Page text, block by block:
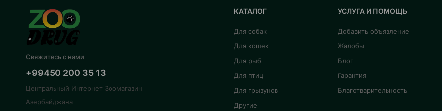
Свяжитесь с нами
+99450 200 35 13
Центральный Интернет Зоомагазин
Азербайджана
КАТАЛОГ
Для собак
Для кошек
Для рыб
Для птиц
Для грызунов
Другие
УСЛУГА И ПОМОЩЬ
Добавить объявление
Жалобы
Блог
Гарантия
Благотварительность